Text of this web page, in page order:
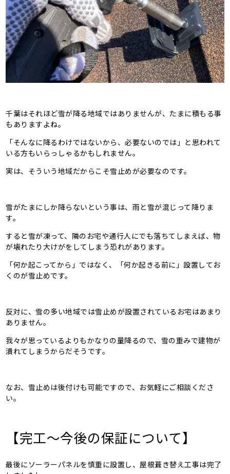
千葉はそれほど雪が降る地域ではありませんが、たまに積もる事
もありますよね。
「そんなに降るわけではないから、必要ないのでは」と思われて
いる方もいらっしゃるかもしれません。
実は、そういう地域だからこそ雪止めが必要なのです。
雪がたまにしか降らないという事は、雨と雪が混じって降りま
す。
すると雪が凍って、隣のお宅や通行人にでも落ちてしまえば、物
が壊れたり大けがをしてしまう恐れがあります。
「何か起こってから」ではなく、「何か起きる前に」設置してお
くのが雪止めです。
反対に、雪の多い地域では雪止めが設置されているお宅はあまり
ありません。
我々が思っているよりもかなりの量降るので、雪の重みで建物が
潰れてしまうからだそうです。
なお、雪止めは後付けも可能ですので、お気軽にご相談くださ
い。
【完工～今後の保証について】
最後にソーラーパネルを慎重に設置し、屋根葺き替え工事は完了